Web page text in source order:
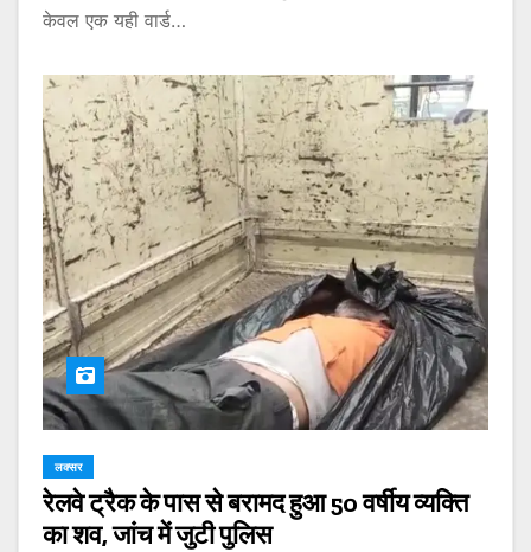
केवल एक यही वार्ड…
लक्सर
रेलवे ट्रैक के पास से बरामद हुआ 50 वर्षीय व्यक्ति
का शव, जांच में जुटी पुलिस